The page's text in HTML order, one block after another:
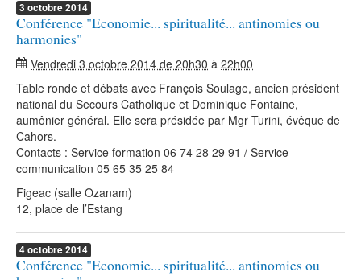
3 octobre2014
Conférence "Economie... spiritualité... antinomies ou
harmonies"
Vendredi 3 octobre 2014 de 20h30 à 22h00
Table ronde et débats avec François Soulage, ancien président
national du Secours Catholique et Dominique Fontaine,
aumônier général. Elle sera présidée par Mgr Turini, évêque de
Cahors.
Contacts : Service formation 06 74 28 29 91 / Service
communication 05 65 35 25 84
Figeac (salle Ozanam)
12, place de l’Estang
4octobre2014
Conférence "Economie... spiritualité... antinomies ou